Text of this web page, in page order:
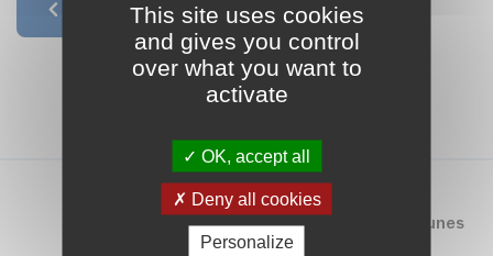
This site uses cookies
and gives you control
over what you want to
activate
OK, accept all
Deny all cookies
Personalize
Retour à la liste
Communauté de communes
Le Grésivaudan